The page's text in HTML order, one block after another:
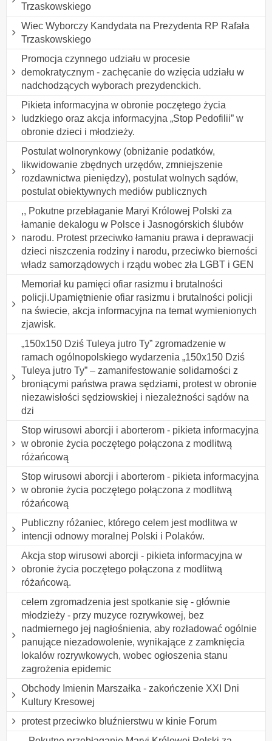
Trzaskowskiego
Wiec Wyborczy Kandydata na Prezydenta RP Rafała
Trzaskowskiego
Promocja czynnego udziału w procesie
demokratycznym - zachęcanie do wzięcia udziału w
nadchodzących wyborach prezydenckich.
Pikieta informacyjna w obronie poczętego życia
ludzkiego oraz akcja informacyjna „Stop Pedofilii” w
obronie dzieci i młodzieży.
Postulat wolnorynkowy (obniżanie podatków,
likwidowanie zbędnych urzędów, zmniejszenie
rozdawnictwa pieniędzy), postulat wolnych sądów,
postulat obiektywnych mediów publicznych
,, Pokutne przebłaganie Maryi Królowej Polski za
łamanie dekalogu w Polsce i Jasnogórskich ślubów
narodu. Protest przeciwko łamaniu prawa i deprawacji
dzieci niszczenia rodziny i narodu, przeciwko bierności
władz samorządowych i rządu wobec zła LGBT i GEN
Memoriał ku pamięci ofiar rasizmu i brutalności
policji.Upamiętnienie ofiar rasizmu i brutalności policji
na świecie, akcja informacyjna na temat wymienionych
zjawisk.
„150x150 Dziś Tuleya jutro Ty” zgromadzenie w
ramach ogólnopolskiego wydarzenia „150x150 Dziś
Tuleya jutro Ty” – zamanifestowanie solidarności z
broniącymi państwa prawa sędziami, protest w obronie
niezawisłości sędziowskiej i niezależności sądów na
dzi
Stop wirusowi aborcji i aborterom - pikieta informacyjna
w obronie życia poczętego połączona z modlitwą
różańcową
Stop wirusowi aborcji i aborterom - pikieta informacyjna
w obronie życia poczętego połączona z modlitwą
różańcową
Publiczny różaniec, którego celem jest modlitwa w
intencji odnowy moralnej Polski i Polaków.
Akcja stop wirusowi aborcji - pikieta informacyjna w
obronie życia poczętego połączona z modlitwą
różańcową.
celem zgromadzenia jest spotkanie się - głównie
młodzieży - przy muzyce rozrywkowej, bez
nadmiernego jej nagłośnienia, aby rozładować ogólnie
panujące niezadowolenie, wynikające z zamknięcia
lokalów rozrywkowych, wobec ogłoszenia stanu
zagrożenia epidemic
Obchody Imienin Marszałka - zakończenie XXI Dni
Kultury Kresowej
protest przeciwko bluźnierstwu w kinie Forum